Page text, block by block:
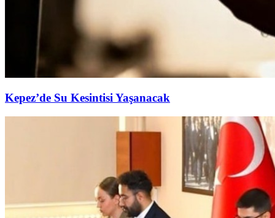
Kepez’de Su Kesintisi Yaşanacak